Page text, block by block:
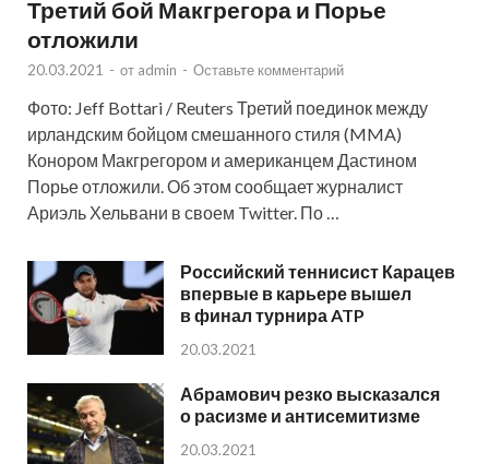
Третий бой Макгрегора и Порье
отложили
20.03.2021 - от admin - Оставьте комментарий
Фото: Jeff Bottari / Reuters Третий поединок между
ирландским бойцом смешанного стиля (MMA)
Конором Макгрегором и американцем Дастином
Порье отложили. Об этом сообщает журналист
Ариэль Хельвани в своем Twitter. По …
Российский теннисист Карацев
впервые в карьере вышел
в финал турнира ATP
20.03.2021
Абрамович резко высказался
о расизме и антисемитизме
20.03.2021